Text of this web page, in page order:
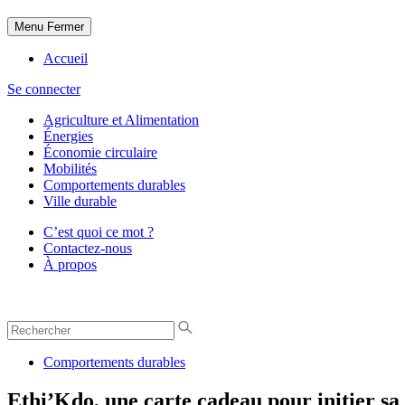
Menu Fermer
Accueil
Se connecter
Agriculture et Alimentation
Énergies
Économie circulaire
Mobilités
Comportements durables
Ville durable
C’est quoi ce mot ?
Contactez-nous
À propos
Comportements durables